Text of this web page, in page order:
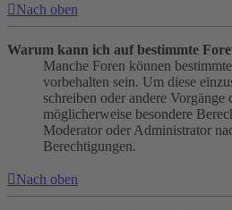
Nach oben
Warum kann ich auf bestimmte
Manche Foren können
vorbehalten sein. Um diese
schreiben oder andere
möglicherweise besondere
Moderator oder Administrator
Berechtigungen.
Nach oben